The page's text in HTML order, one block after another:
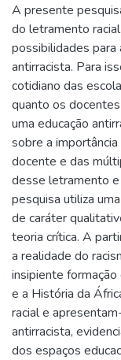
A presente
do letramento
possibilidades para
antirracista. Para
cotidiano das
quanto os
uma educação
sobre a
docente e das
desse letramento e
pesquisa utiliza
de caráter
teoria crítica. A
a realidade do
insipiente
e a História da
racial e
antirracista,
dos espaços